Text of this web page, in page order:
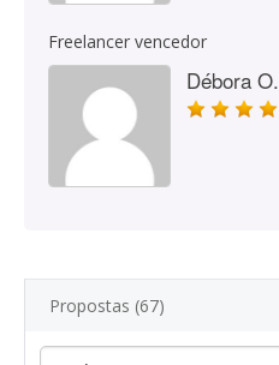
Freelancer vencedor
Débora O.
Propostas (67)